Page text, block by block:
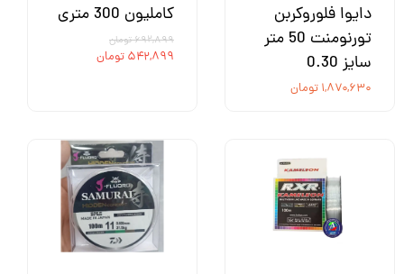
دایوا فلوروکربن
تورنومنت 50 متر
سایز 0.30
۱,۸۷۰,۶۳۰ تومان
کاملیون 300 متری
۶۹۲,۸۹۹ تومان
۵۴۲,۸۹۹ تومان